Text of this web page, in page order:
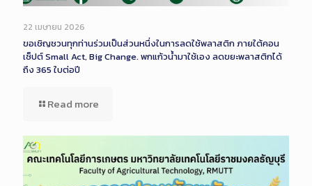
22 เมษายน 2026
ขอเชิญชวนทุกท่านร่วมเป็นส่วนหนึ่งในการลดใช้พลาสติก ภายใต้คอน
เซ็ปต์ Small Act, Big Change. พกแก้วน้ำมาใช้เอง ลดขยะพลาสติกได้
ถึง 365 ใบต่อปี
Read more